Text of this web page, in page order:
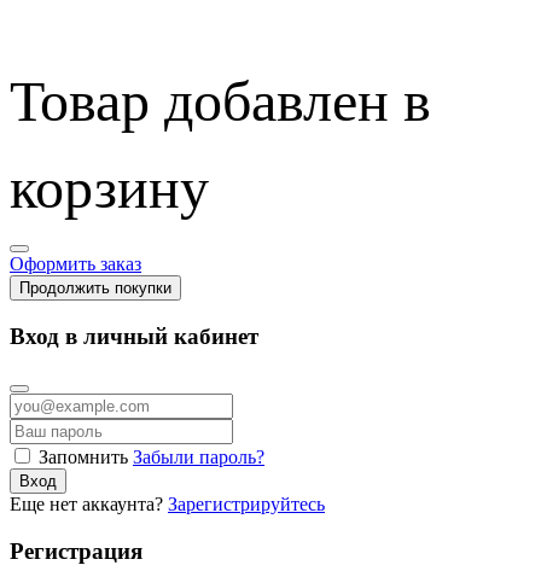
Товар добавлен в
корзину
Оформить заказ
Продолжить покупки
Вход в личный кабинет
Запомнить Забыли пароль?
Вход
Еще нет аккаунта? Зарегистрируйтесь
Регистрация